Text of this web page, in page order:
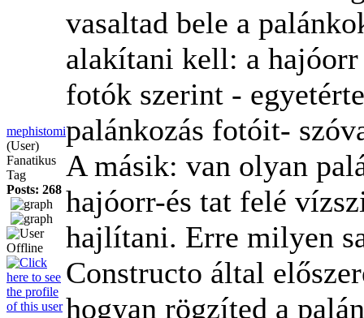
mephistomi
(User)
Fanatikus
Tag
Posts: 268
vasaltad bele a
alakítani kell: a hajóorr
fotók szerint -
palánkozás fotóit-
A másik: van olyan
hajóorr-és tat felé
hajlítani. Erre milyen
Constructo által
hogyan rögzíted a